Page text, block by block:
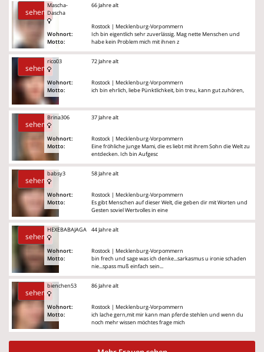
sehen
Mascha-
Dascha
Wohnort:
Motto:
66 Jahre alt
Rostock | Mecklenburg-Vorpommern
Ich bin eigentlich sehr zuverlässig. Mag nette Menschen und
habe kein Problem mich mit ihnen z
sehen
rico03
Wohnort:
Motto:
72 Jahre alt
Rostock | Mecklenburg-Vorpommern
ich bin ehrlich, liebe Pünktlichkeit, bin treu, kann gut zuhören,
sehen
Brina306
Wohnort:
Motto:
37 Jahre alt
Rostock | Mecklenburg-Vorpommern
Eine fröhliche junge Mami, die es liebt mit ihrem Sohn die Welt zu
entdecken. Ich bin Aufgesc
sehen
babsy3
Wohnort:
Motto:
58 Jahre alt
Rostock | Mecklenburg-Vorpommern
Es gibt Menschen auf dieser Welt, die geben dir mit Worten und
Gesten soviel Wertvolles in eine
sehen
HEXEBABAJAGA
Wohnort:
Motto:
44 Jahre alt
Rostock | Mecklenburg-Vorpommern
bin frech und sage was ich denke...sarkasmus u ironie schaden
nie...spass muß einfach sein...
sehen
bienchen53
Wohnort:
Motto:
86 Jahre alt
Rostock | Mecklenburg-Vorpommern
ich lache gern,mit mir kann man pferde stehlen und wenn du
noch mehr wissen möchtes frage mich